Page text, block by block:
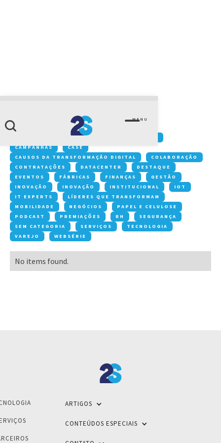
MENU
workspace
ACONTECE NA 2S
CAMPANHAS
CASE
CAUSOS DA TRANSFORMAÇÃO DIGITAL
COLABORAÇÃO
CONTRATAÇÕES
DATACENTER
DESTAQUE
EVENTOS
FÁBRICAS FINANÇAS
GESTÃO
INOVAÇÃO
INOVAÇÃO INSTITUCIONAL
IOT
IT EXPERTS
LÍDERES QUE TRANSFORMAM
MOBILIDADE
NEGÓCIOS
PAPEL E CELULOSE
PODCAST
PREMIAÇÕES RH
SEGURANÇA
SEM CATEGORIA
SERVIÇOS
TECNOLOGIA
VAREJO
WEBSÉRIE
No items found.
ARTIGOS
CONTEÚDOS ESPECIAIS